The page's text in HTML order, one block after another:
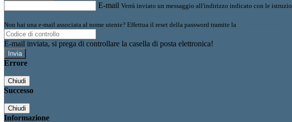
E-mail Verrà inviato un messaggio all'indirizzo indicato con le
Non hai una e-mail associata al nome utente? Effettua il reset della password tramite la
E-mail inviata, si prega di controllare la casella di posta elettronica!
Errore
Chiudi
Successo
Chiudi
Informazione